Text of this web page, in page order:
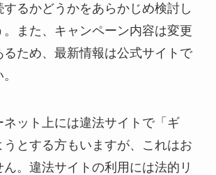
するかどうかをあらかじめ検討し
。また、キャンペーン内容は変更
るため、最新情報は公式サイトで
ネット上には違法サイトで「ギ
うとする方もいますが、これはお
。違法サイトの利用には法的リ